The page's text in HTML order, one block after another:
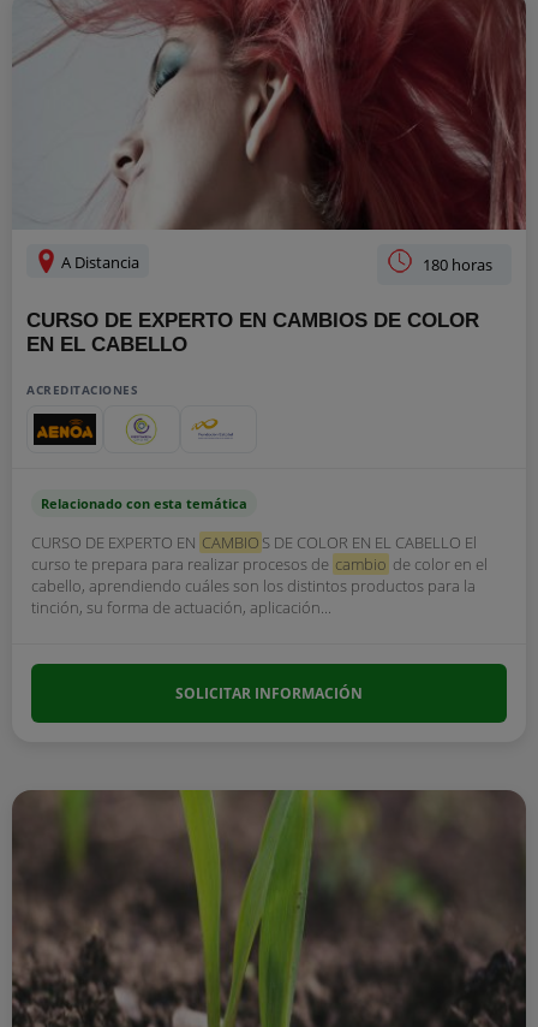
A Distancia 180 horas
CURSO DE EXPERTO EN CAMBIOS DE COLOR
EN EL CABELLO
ACREDITACIONES
Relacionado con esta temática
CURSO DE EXPERTO EN CAMBIO S DE COLOR EN EL CABELLO El
curso te prepara para realizar procesos de cambio de color en el
cabello, aprendiendo cuáles son los distintos productos para la
tinción, su forma de actuación, aplicación...
SOLICITAR INFORMACIÓN